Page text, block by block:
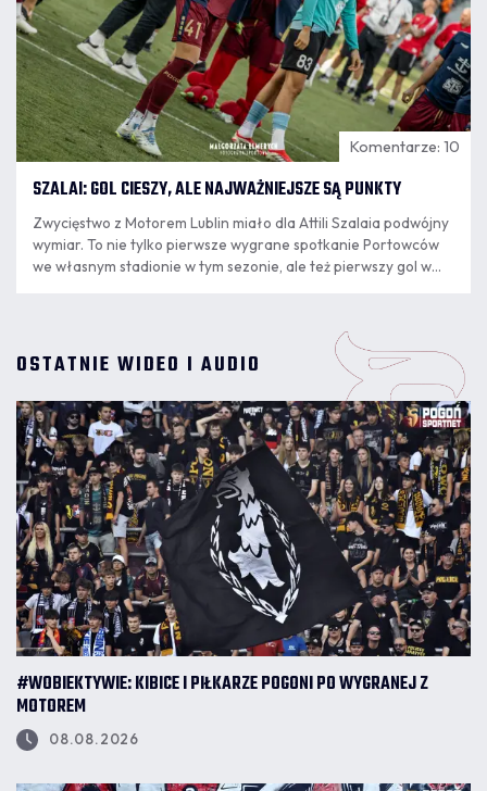
Komentarze: 10
SZALAI: GOL CIESZY, ALE NAJWAŻNIEJSZE SĄ PUNKTY
Zwycięstwo z Motorem Lublin miało dla Attili Szalaia podwójny
wymiar. To nie tylko pierwsze wygrane spotkanie Portowców
we własnym stadionie w tym sezonie, ale też pierwszy gol w
liczy się przede wszystkim wynik zespołu. Notował Dominik
Markiewicz.
OSTATNIE WIDEO I AUDIO
#WOBIEKTYWIE: KIBICE I PIŁKARZE POGONI PO WYGRANEJ Z
MOTOREM
08.08.2026